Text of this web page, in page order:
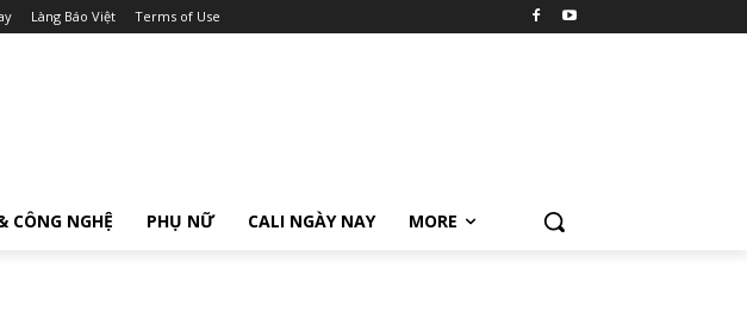
Làng Báo Việt Terms of Use
CÔNG NGHỆ PHỤ NỮ CALI NGÀY NAY MORE